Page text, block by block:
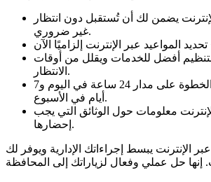
يضمن لك أن تُستقبل دون انتظار
غير ضروري.
أفضل للخدمات ويقلل من أوقات
الانتظار.
يمكنك إجراء هذه الخطوة على مدار 24 ساعة في اليوم و7
أيام في الأسبوع.
معلومات حول الوثائق التي يجب
إحضارها.
الإنترنت يبسط إجراءاتك الإدارية ويوفر لك